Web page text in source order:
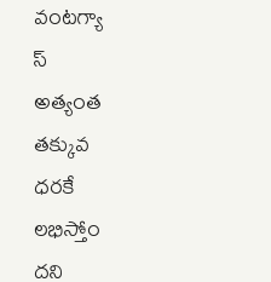
వంటగ్యా
స్
అత్యంత
తక్కువ
ధరకే
లభిస్తోం
దని